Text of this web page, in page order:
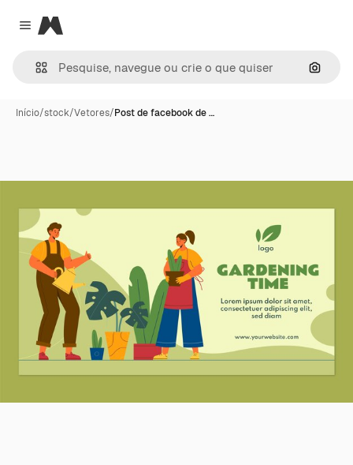
Close menu
Magnific
Início/stock/Vetores/Post de facebook de …